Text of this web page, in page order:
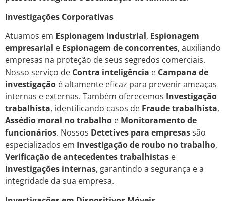
Investigações Corporativas
Atuamos em Espionagem industrial, Espionagem
empresarial e Espionagem de concorrentes, auxiliando
empresas na proteção de seus segredos comerciais.
Nosso serviço de Contra inteligência e Campana de
investigação é altamente eficaz para prevenir ameaças
internas e externas. Também oferecemos Investigação
trabalhista, identificando casos de Fraude trabalhista,
Assédio moral no trabalho e Monitoramento de
funcionários. Nossos Detetives para empresassão
especializados em Investigação de roubo no trabalho,
Verificação de antecedentes trabalhistas e
Investigações internas, garantindo a segurança e a
integridade da sua empresa.